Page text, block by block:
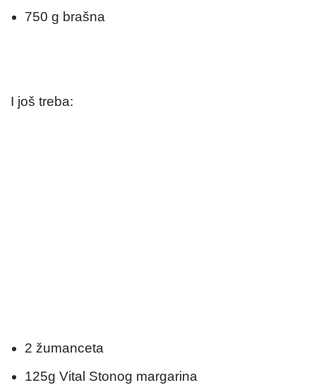
750 g brašna
I još treba:
2 žumanceta
125g Vital Stonog margarina